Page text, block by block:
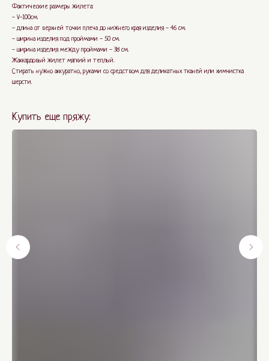
Фактические размеры жилета:
- V-100см.
- длина от верхней точки плеча до нижнего края изделия - 46 см.
- ширина изделия под проймами - 50 см.
- ширина изделия между проймами - 38 см.
Жаккардовый жилет мягкий и теплый.
Стирать нужно аккуратно, руками со средством для деликатных тканей или химчистка
шерсти.
Купить еще пряжу: